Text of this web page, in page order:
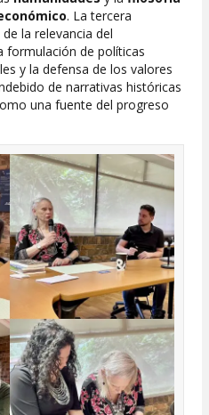
. La tercera
la relevancia del
formulación de políticas
y la defensa de los valores
de narrativas históricas
una fuente del progreso